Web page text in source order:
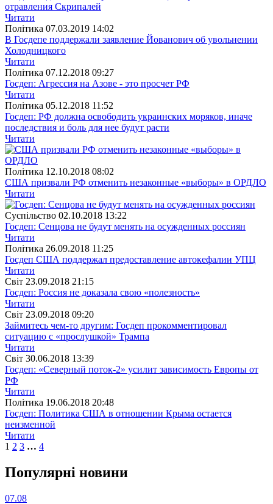
отравления Скрипалей
Читати
Полiтика 07.03.2019 14:02
В Госдепе поддержали заявление Йованович об увольнении
Холодницкого
Читати
Полiтика 07.12.2018 09:27
Госдеп: Агрессия на Азове - это просчет РФ
Читати
Полiтика 05.12.2018 11:52
Госдеп: РФ должна освободить украинских моряков, иначе
последствия и боль для нее будут расти
Читати
Полiтика 12.10.2018 08:02
США призвали РФ отменить незаконные «выборы» в ОРДЛО
Читати
Суспiльство 02.10.2018 13:22
Госдеп: Сенцова не будут менять на осужденных россиян
Читати
Полiтика 26.09.2018 11:25
Госдеп США поддержал предоставление автокефалии УПЦ
Читати
Свiт 23.09.2018 21:15
Госдеп: Россия не доказала свою «полезность»
Читати
Свiт 23.09.2018 09:20
Займитесь чем-то другим: Госдеп прокомментировал
ситуацию с «прослушкой» Трампа
Читати
Свiт 30.06.2018 13:39
Госдеп: «Северный поток-2» усилит зависимость Европы от
РФ
Читати
Полiтика 19.06.2018 20:48
Госдеп: Политика США в отношении Крыма остается
неизменной
Читати
1 2 3 … 4
Популярнi новини
07.08